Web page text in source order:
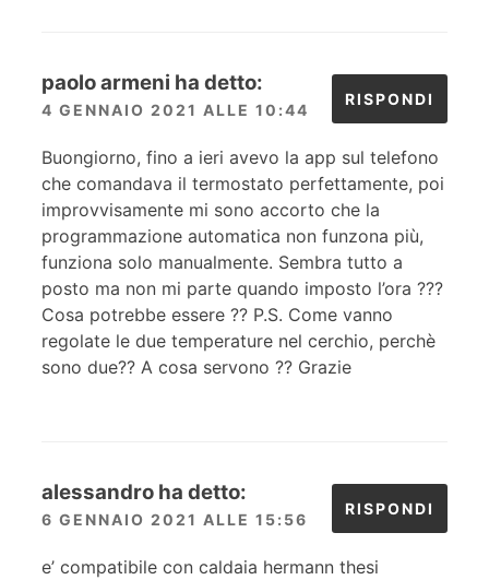
paolo armeni ha detto:
4 GENNAIO 2021 ALLE 10:44
Buongiorno, fino a ieri avevo la app sul telefono
che comandava il termostato perfettamente, poi
improvvisamente mi sono accorto che la
programmazione automatica non funzona più,
funziona solo manualmente. Sembra tutto a
posto ma non mi parte quando imposto l’ora ???
Cosa potrebbe essere ?? P.S. Come vanno
regolate le due temperature nel cerchio, perchè
sono due?? A cosa servono ?? Grazie
RISPONDI
alessandro ha detto:
6 GENNAIO 2021 ALLE 15:56
e’ compatibile con caldaia hermann thesi
RISPONDI